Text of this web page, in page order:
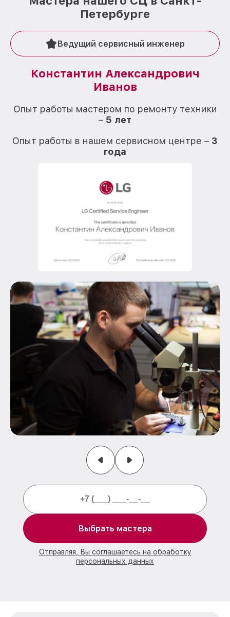
Петербурге
Ведущий сервисный инженер
Константин Александрович
Иванов
Опыт работы мастером по ремонту техники
– 5 лет
Опыт работы в нашем сервисном центре – 3
года
Выбрать мастера
Отправляя, Вы соглашаетесь на обработку
персональных данных